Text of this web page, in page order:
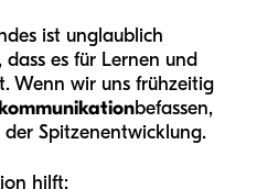
ist unglaublich
dass es für Lernen und
Wenn wir uns frühzeitig
befassen,
der Spitzenentwicklung.
hilft: